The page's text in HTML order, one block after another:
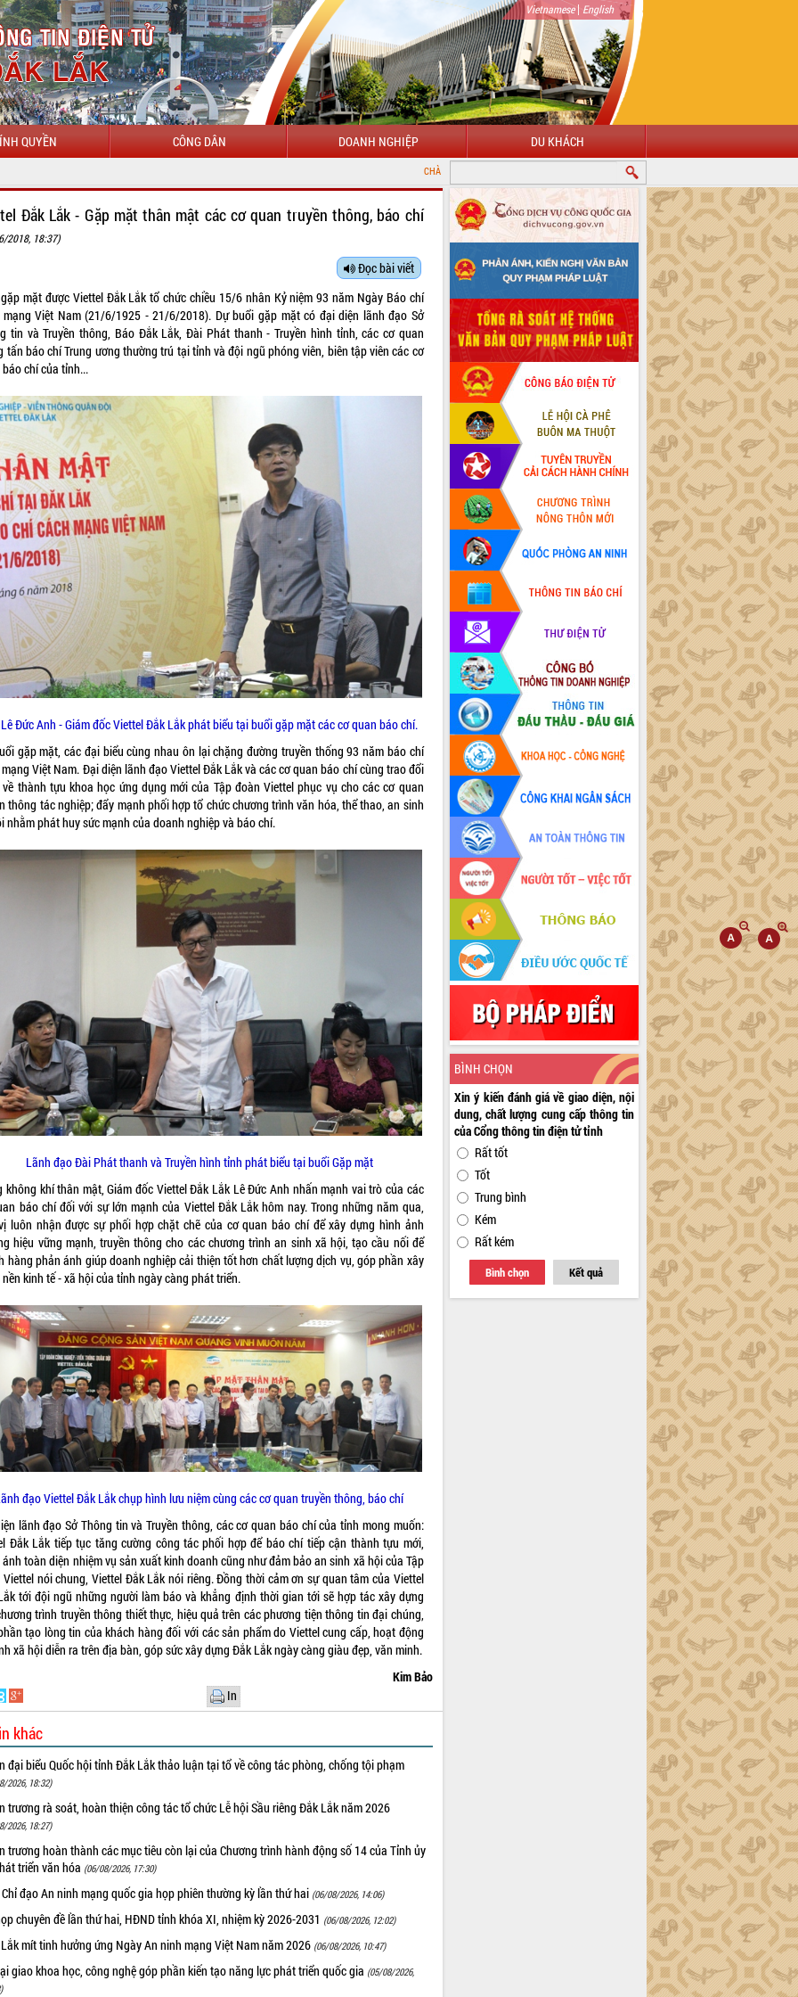
Vietnamese| English
QUYỀN CÔNG DÂN DOANH NGHIỆP DU KHÁCH
CHÀO MỪNG ĐẾN VỚI CỔNG THÔNG TIN ĐIỆN TỬ TỈNH ĐẮK LẮK
Đắk Lắk - Gặp mặt thân mật các cơ quan truyền thông, báo chí
2018, 18:37)
Đọc bài viết
mặt được Viettel Đắk Lắk tổ chức chiều 15/6 nhân Kỷ niệm 93 năm Ngày Báo chí
mạng Việt Nam (21/6/1925 - 21/6/2018). Dự buổi gặp mặt có đại diện lãnh đạo Sở
tin và Truyền thông, Báo Đắk Lắk, Đài Phát thanh - Truyền hình tỉnh, các cơ quan
tấn báo chí Trung ương thường trú tại tỉnh và đội ngũ phóng viên, biên tập viên các cơ
chí của tỉnh...
Đức Anh - Giám đốc Viettel Đắk Lắk phát biểu tại buổi gặp mặt các cơ quan báo chí.
gặp mặt, các đại biểu cùng nhau ôn lại chặng đường truyền thống 93 năm báo chí
mạng Việt Nam. Đại diện lãnh đạo Viettel Đắk Lắk và các cơ quan báo chí cùng trao đổi
về thành tựu khoa học ứng dụng mới của Tập đoàn Viettel phục vụ cho các cơ quan
thông tác nghiệp; đẩy mạnh phối hợp tổ chức chương trình văn hóa, thể thao, an sinh
nhằm phát huy sức mạnh của doanh nghiệp và báo chí.
Lãnh đạo Đài Phát thanh và Truyền hình tỉnh phát biểu tại buổi Gặp mặt
không khí thân mật, Giám đốc Viettel Đắk Lắk Lê Đức Anh nhấn mạnh vai trò của các
báo chí đối với sự lớn mạnh của Viettel Đắk Lắk hôm nay. Trong những năm qua,
luôn nhận được sự phối hợp chặt chẽ của cơ quan báo chí để xây dựng hình ảnh
hiệu vững mạnh, truyền thông cho các chương trình an sinh xã hội, tạo cầu nối để
hàng phản ánh giúp doanh nghiệp cải thiện tốt hơn chất lượng dịch vụ, góp phần xây
kinh tế - xã hội của tỉnh ngày càng phát triển.
đạo Viettel Đắk Lắk chụp hình lưu niệm cùng các cơ quan truyền thông, báo chí
lãnh đạo Sở Thông tin và Truyền thông, các cơ quan báo chí của tỉnh mong muốn:
Đắk Lắk tiếp tục tăng cường công tác phối hợp để báo chí tiếp cận thành tựu mới,
toàn diện nhiệm vụ sản xuất kinh doanh cũng như đảm bảo an sinh xã hội của Tập
Viettel nói chung, Viettel Đắk Lắk nói riêng. Đồng thời cảm ơn sự quan tâm của Viettel
tới đội ngũ những người làm báo và khẳng định thời gian tới sẽ hợp tác xây dựng
trình truyền thông thiết thực, hiệu quả trên các phương tiện thông tin đại chúng,
tạo lòng tin của khách hàng đối với các sản phẩm do Viettel cung cấp, hoạt động
xã hội diễn ra trên địa bàn, góp sức xây dựng Đắk Lắk ngày càng giàu đẹp, văn minh.
Kim Bảo
In
khác
đại biểu Quốc hội tỉnh Đắk Lắk thảo luận tại tổ về công tác phòng, chống tội phạm
2026, 18:32)
trương rà soát, hoàn thiện công tác tổ chức Lễ hội Sầu riêng Đắk Lắk năm 2026
2026, 18:27)
trương hoàn thành các mục tiêu còn lại của Chương trình hành động số 14 của Tỉnh ủy
triển văn hóa (06/08/2026, 17:30)
đạo An ninh mạng quốc gia họp phiên thường kỳ lần thứ hai (06/08/2026, 14:06)
chuyên đề lần thứ hai, HĐND tỉnh khóa XI, nhiệm kỳ 2026-2031 (06/08/2026, 12:02)
mít tinh hưởng ứng Ngày An ninh mạng Việt Nam năm 2026 (06/08/2026, 10:47)
giao khoa học, công nghệ góp phần kiến tạo năng lực phát triển quốc gia (05/08/2026,
BÌNH CHỌN
Xin ý kiến đánh giá về giao diện, nội
dung, chất lượng cung cấp thông tin
của Cổng thông tin điện tử tỉnh
Rất tốt
Tốt
Trung bình
Kém
Rất kém
Bình chọn Kết quả